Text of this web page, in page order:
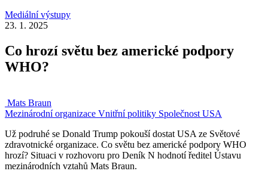
Mediální výstupy
23. 1. 2025
Co hrozí světu bez americké podpory
WHO?
Mats Braun
Mezinárodní organizace Vnitřní politiky Společnost USA
Už podruhé se Donald Trump pokouší dostat USA ze Světové
zdravotnické organizace. Co světu bez americké podpory WHO
hrozí? Situaci v rozhovoru pro Deník N hodnotí ředitel Ústavu
mezinárodních vztahů Mats Braun.